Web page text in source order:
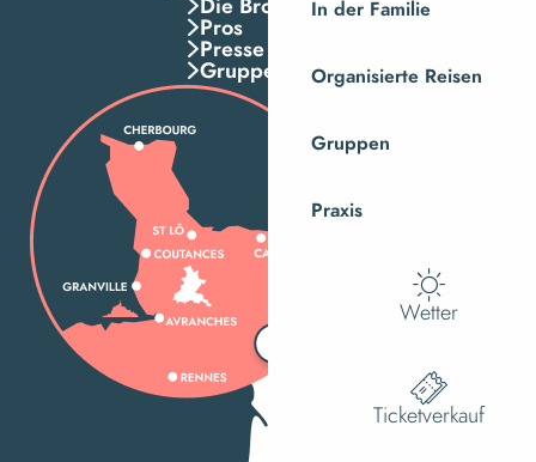
In der Familie
Organisierte Reisen
Gruppen
Praxis
Wetter
Ticketverkauf
Pros
Presse
Gruppen